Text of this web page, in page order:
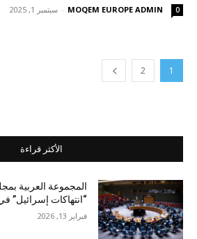
MOQEM EUROPE ADMIN
- سبتمبر 1, 2025 0
1
2
الأكثر قراءة
المجموعة العربية
“انتهاكات إسرائيل”
فبراير 13, 2026